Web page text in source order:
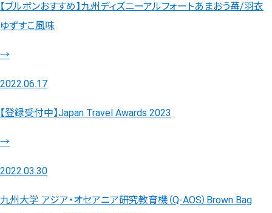
【ブルボンおすすめ】九州ディズニーアルフォートあまおう苺/羽衣
ゆずすこ風味
→
2022.06.17
【登録受付中】Japan Travel Awards 2023
→
2022.03.30
九州大学 アジア・オセアニア研究教育機（Q-AOS）Brown Bag